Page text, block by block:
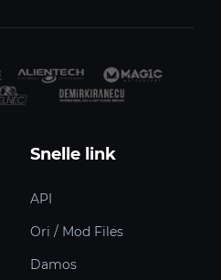
Snelle link
API
Ori / Mod Files
Damos